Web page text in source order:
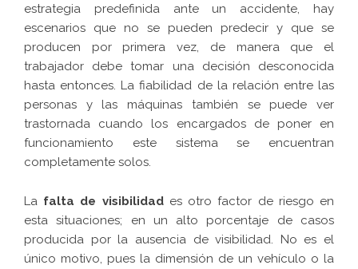
estrategia predefinida ante un accidente, hay
escenarios que no se pueden predecir y que se
producen por primera vez, de manera que el
trabajador debe tomar una decisión desconocida
hasta entonces. La fiabilidad de la relación entre las
personas y las máquinas también se puede ver
trastornada cuando los encargados de poner en
funcionamiento este sistema se encuentran
completamente solos.
La falta de visibilidades otro factor de riesgo en
esta situaciones; en un alto porcentaje de casos
producida por la ausencia de visibilidad. No es el
único motivo, pues la dimensión de un vehículo o la